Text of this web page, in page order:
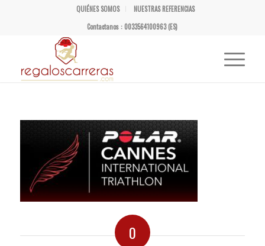
QUIÉNES SOMOS
NUESTRAS REFERENCIAS
Contactanos : 0033564100963 (ES)
0